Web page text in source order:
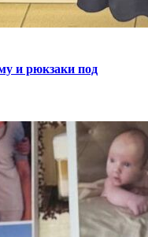
и рюкзаки под